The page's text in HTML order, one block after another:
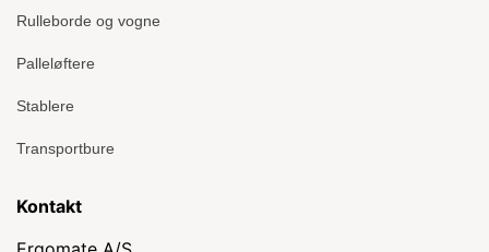
Rulleborde og vogne
Palleløftere
Stablere
Transportbure
Kontakt